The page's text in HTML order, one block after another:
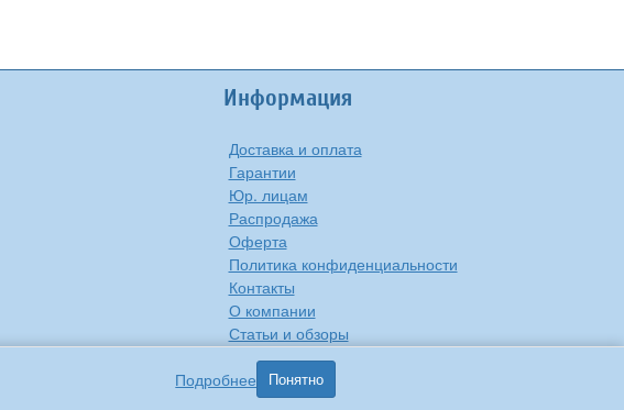
Подробнее Понятно
Информация
Доставка и оплата
Гарантии
Юр. лицам
Распродажа
Оферта
Политика конфиденциальности
Контакты
О компании
Статьи и обзоры